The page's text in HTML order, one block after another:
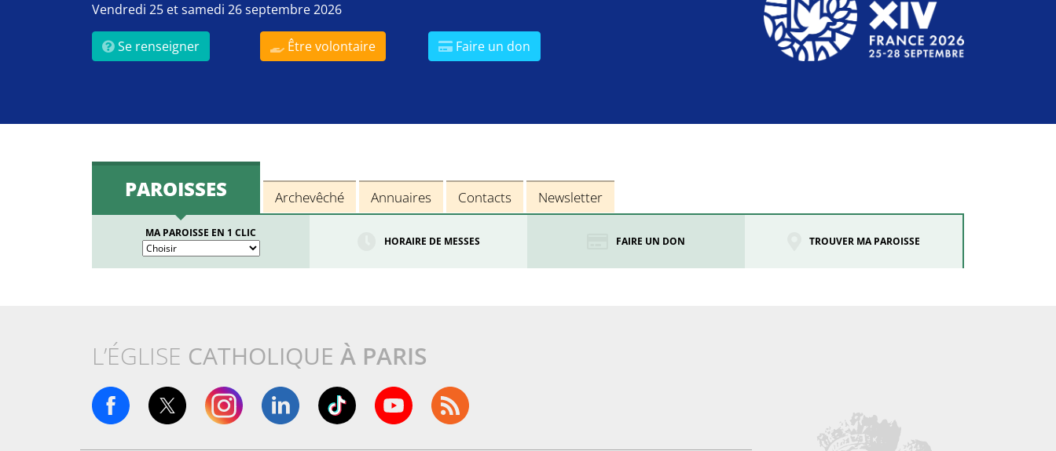
Vendredi 25 et samedi 26 septembre 2026
Se renseigner Être volontaire Faire un don
PAROISSES Archevêché Annuaires Contacts Newsletter
MA PAROISSE EN 1 CLIC
HORAIRE DE MESSES FAIRE UN DON TROUVER MA PAROISSE
L’ÉGLISE CATHOLIQUE À PARIS